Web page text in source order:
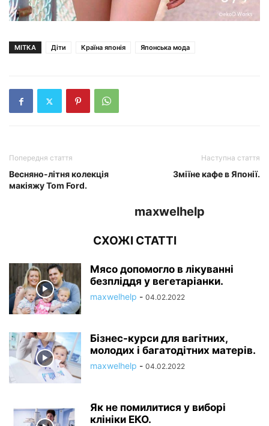
МІТКА Діти Країна японія Японська мода
Попередня стаття
Весняно-літня колекція
макіяжу Tom Ford.
Наступна стаття
Зміїне кафе в Японії.
maxwelhelp
СХОЖІ СТАТТІ
Мясо допомогло в лікуванні
безпліддя у вегетаріанки.
maxwelhelp - 04.02.2022
Бізнес-курси для вагітних,
молодих і багатодітних матерів.
maxwelhelp - 04.02.2022
Як не помилитися у виборі
клініки ЕКО.